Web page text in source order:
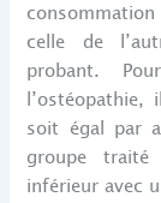
celle de
probant.
soit égal par
groupe
inférieur avec